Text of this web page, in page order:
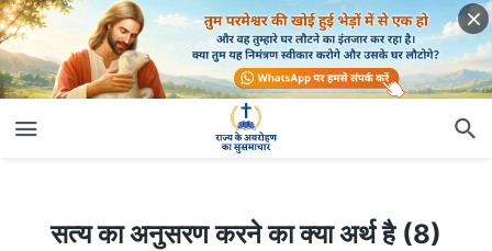
सत्य का अनुसरण करने का क्या अर्थ है (8)
सत्य का अनुसरण करने का क्या अर्थ है (8)